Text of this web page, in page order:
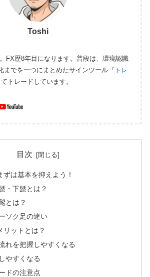
Toshi
FX歴8年目になります。普段は、環境認識
までを一つにまとめたサインツール『 トレ
トレードしています。
目次
ずは基本を抑えよう！
・下髭とは？
とは？
ソク足の違い
リットとは？
れを把握しやすくなる
やすくなる
ドの注意点